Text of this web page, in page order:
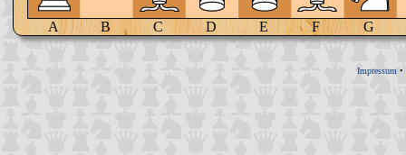
A B C D E F G
Impressum •